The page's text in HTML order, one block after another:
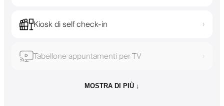
Kiosk di self check-in ›
Tabellone appuntamenti per TV ›
MOSTRA DI PIÙ ↓